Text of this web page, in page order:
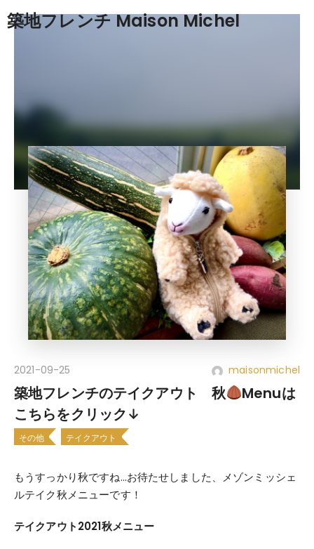
築地フレンチ Maison Michel
2021-09-25 maisonmichel
築地フレンチのテイクアウト 秋
Menuは
こちらをクリック↓
その他 テイクアウト
もうすっかり秋ですね…お待たせしました、メゾンミッシェ
ルテイク秋メニューです！
テイクアウト2021秋メニュー